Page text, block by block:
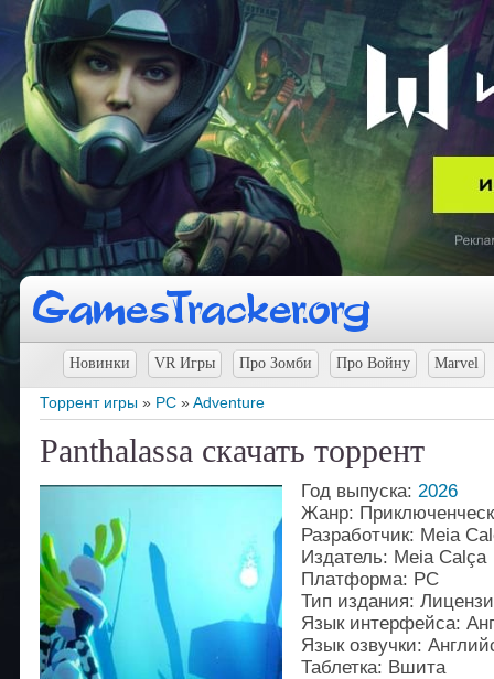
Новинки VR Игры Про Зомби Про Войну Marvel
Торрент игры » PC »Adventure
Panthalassa скачать торрент
Год выпуска: 2026
Жанр:
Разработчик: Meia
Издатель: Meia Calça
Платформа: PC
Тип издания:
Язык интерфейса:
Язык озвучки:
Таблетка: Вшита